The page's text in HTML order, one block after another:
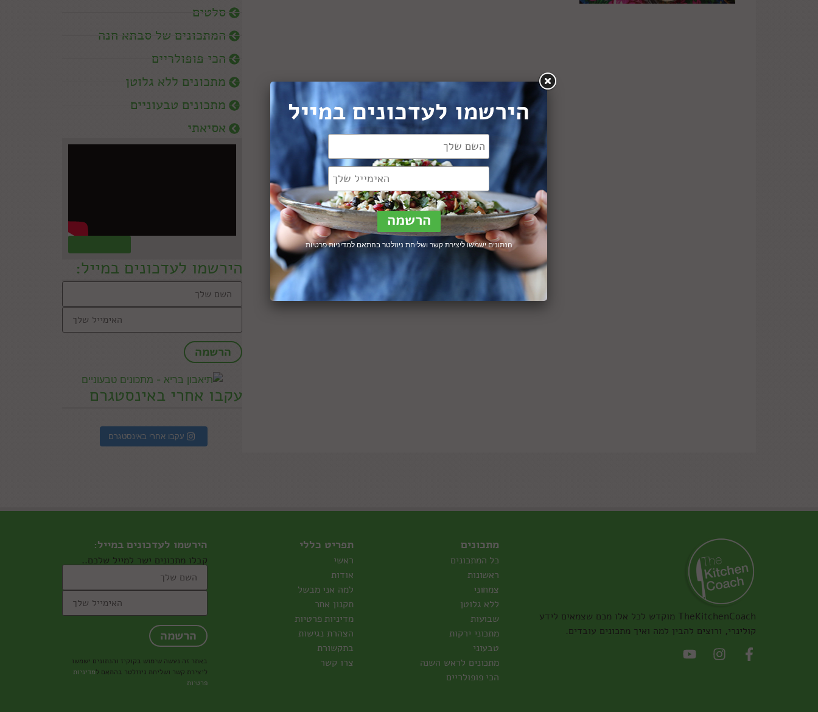
סלטים
המתכונים של סבתא חנה
הכי פופולריים
מתכונים ללא גלוטן
מתכונים טבעוניים
אסיאתי
הירשמו לעדכונים במייל:
עקבו אחרי באינסטגרם
עקבו אחרי באינסטגרם
TheKitchenCoach מוקדש לכל אלו מכם שצמאים לידע
קולינרי, ורוצים להבין למה ואיך מתכונים עובדים.
מתכונים
כל המתכונים
ראשונות
צמחוני
ללא גלוטן
שבועות
מתכוני ירקות
טבעוני
מתכונים לראש השנה
הכי פופולריים
תפריט כללי
ראשי
אודות
למה אני מבשל
תקנון אתר
מדיניות פרטיות
הצהרת נגישות
בתקשורת
צרו קשר
הירשמו לעדכונים במייל:
קבלו מתכונים ישר למייל שלכם..
באתר זה נעשה שימוש בקוקיז והנתונים ישמשו
ליצירת קשר ושליחת ניוזלטר בהתאם למדיניות
פרטיות
הירשמו לעדכונים במייל
הנתונים ישמשו ליצירת קשר ושליחת ניוזלטר בהתאם למדיניות פרטיות